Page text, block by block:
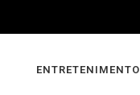
ENTRETENIMENTO